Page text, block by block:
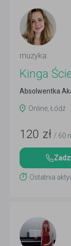
muzyka
Kinga
Absolwentka
Online, Łódź
120 zł / 60
Ostatnia